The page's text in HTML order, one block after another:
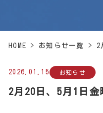
HOME > お知らせ一覧 > 2
2026.01.15 お知らせ
2月20日、5月1日